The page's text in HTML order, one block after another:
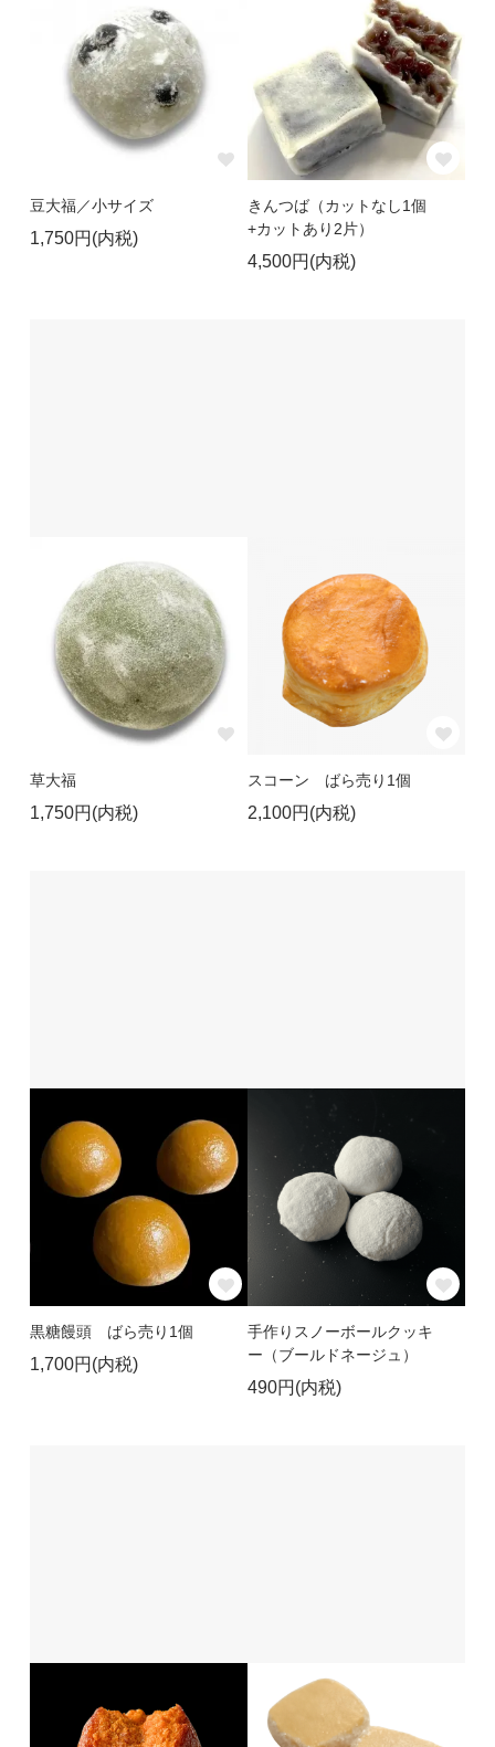
豆大福／小サイズ
1,750円(内税)
きんつば（カットなし1個
+カットあり2片）
4,500円(内税)
草大福
1,750円(内税)
スコーン ばら売り1個
2,100円(内税)
黒糖饅頭 ばら売り1個
1,700円(内税)
手作りスノーボールクッキ
ー（ブールドネージュ）
490円(内税)